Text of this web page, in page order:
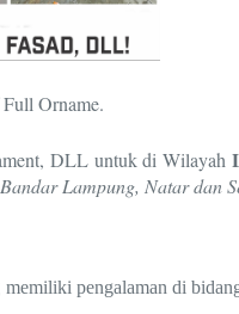
Orname.
DLL untuk di Wilayah
Lampung, Natar dan
pengalaman di